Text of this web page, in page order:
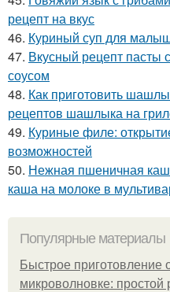
рецепт на вкус
46. Куриный суп для
47. Вкусный рецепт пасты
соусом
48. Как приготовить
рецептов шашлыка на
49. Куриные филе:
возможностей
50. Нежная пшеничная
каша на молоке в
Популярные материалы
Быстрое приготовление
микроволновке: простой